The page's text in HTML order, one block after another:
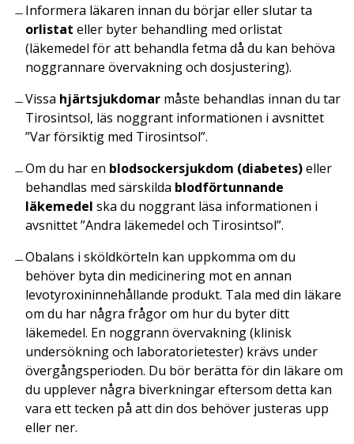
Informera läkaren innan du börjar eller slutar ta
orlistat eller byter behandling med orlistat
(läkemedel för att behandla fetma då du kan behöva
noggrannare övervakning och dosjustering).
Vissa hjärtsjukdomar måste behandlas innan du tar
Tirosintsol, läs noggrant informationen i avsnittet
”Var försiktig med Tirosintsol”.
Om du har en blodsockersjukdom (diabetes)eller
behandlas med särskilda blodförtunnande
läkemedel ska du noggrant läsa informationen i
avsnittet ”Andra läkemedel och Tirosintsol”.
Obalans i sköldkörteln kan uppkomma om du
behöver byta din medicinering mot en annan
levotyroxininnehållande produkt. Tala med din läkare
om du har några frågor om hur du byter ditt
läkemedel. En noggrann övervakning (klinisk
undersökning och laboratorietester) krävs under
övergångsperioden. Du bör berätta för din läkare om
du upplever några biverkningar eftersom detta kan
vara ett tecken på att din dos behöver justeras upp
eller ner.